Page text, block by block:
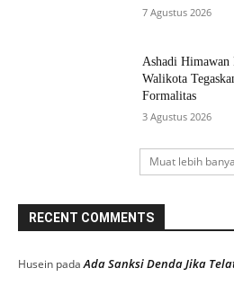
7 Agustus 2026
Ashadi Himawan
Walikota
Formalitas
3 Agustus 2026
Muat lebih
RECENT COMMENTS
Husein padaAda Sanksi Denda Jika